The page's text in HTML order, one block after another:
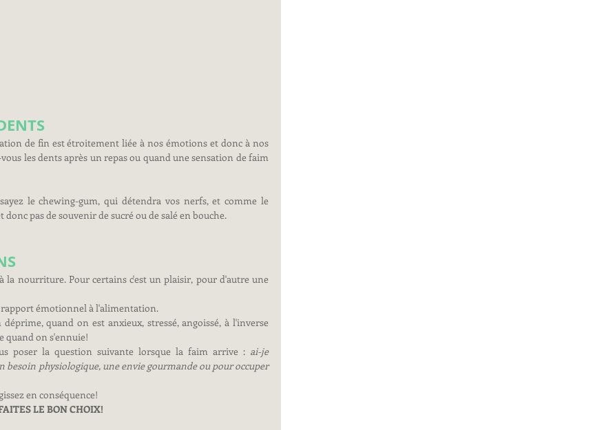
de fin est étroitement liée à nos émotions et donc à nos
les dents après un repas ou quand une sensation de faim
le chewing-gum, qui détendra vos nerfs, et comme le
pas de souvenir de sucré ou de salé en bouche.
nourriture. Pour certains c'est un plaisir, pour d'autre une
rapport émotionnel à l'alimentation.
quand on est anxieux, stressé, angoissé, à l'inverse
quand on s'ennuie!
poser la question suivante lorsque la faim arrive : ai-je
besoin physiologique, une envie gourmande ou pour occuper
en conséquence!
LE BON CHOIX!